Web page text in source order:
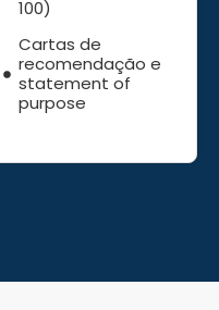
100)
Cartas de
recomendação e
statement of
purpose